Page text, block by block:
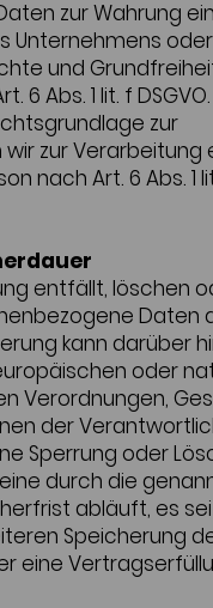
zur Wahrung
Unternehmens
und
6 Abs. 1 lit. f DSGVO.
zur
zur Verarbeitung
nach Art. 6 Abs. 1
entfällt, löschen
Daten
kann darüber
oder
Verordnungen,
der
Sperrung oder
durch die
abläuft, es
Speicherung
eine